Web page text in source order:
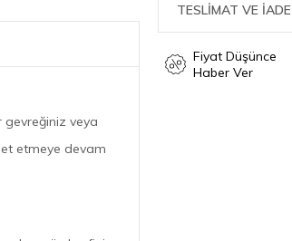
gevreğiniz veya
etmeye devam
TESLİMAT VE İADE
Fiyat Düşünce
Haber Ver